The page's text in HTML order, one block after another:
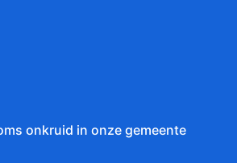
onkruid in onze gemeente